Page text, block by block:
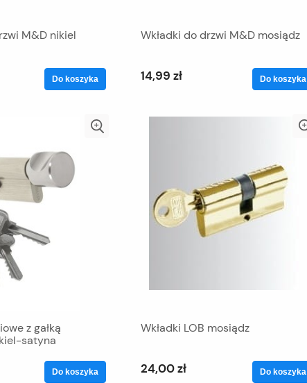
M&D nikiel
Do koszyka
Wkładki do drzwi M&D mosiądz
14,99 zł Do koszyka
z gałką
satyna
Do koszyka
Wkładki LOB mosiądz
24,00 zł Do koszyka